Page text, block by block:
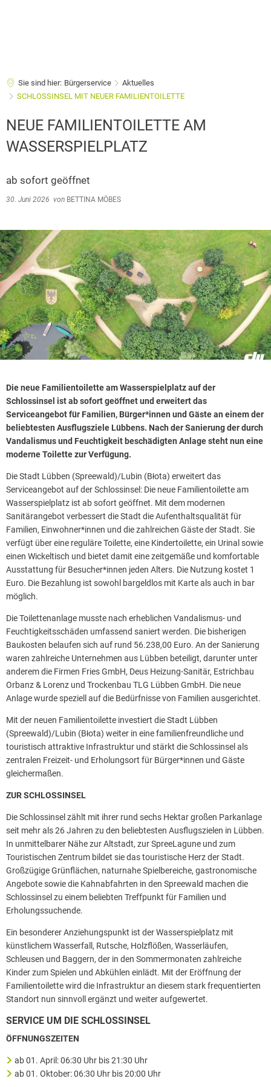
Sie sind hier: Bürgerservice
Aktuelles
SCHLOSSINSEL MIT NEUER FAMILIENTOILETTE
NEUE FAMILIENTOILETTE AM
WASSERSPIELPLATZ
ab sofort geöffnet
30. Juni 2026 von BETTINA MÖBES
Die neue Familientoilette am Wasserspielplatz auf der
Schlossinsel ist ab sofort geöffnet und erweitert das
Serviceangebot für Familien, Bürger*innen und Gäste an einem der
beliebtesten Ausflugsziele Lübbens. Nach der Sanierung der durch
Vandalismus und Feuchtigkeit beschädigten Anlage steht nun eine
moderne Toilette zur Verfügung.
Die Stadt Lübben (Spreewald)/Lubin (Błota) erweitert das
Serviceangebot auf der Schlossinsel: Die neue Familientoilette am
Wasserspielplatz ist ab sofort geöffnet. Mit dem modernen
Sanitärangebot verbessert die Stadt die Aufenthaltsqualität für
Familien, Einwohner*innen und die zahlreichen Gäste der Stadt. Sie
verfügt über eine reguläre Toilette, eine Kindertoilette, ein Urinal sowie
einen Wickeltisch und bietet damit eine zeitgemäße und komfortable
Ausstattung für Besucher*innen jeden Alters. Die Nutzung kostet 1
Euro. Die Bezahlung ist sowohl bargeldlos mit Karte als auch in bar
möglich.
Die Toilettenanlage musste nach erheblichen Vandalismus- und
Feuchtigkeitsschäden umfassend saniert werden. Die bisherigen
Baukosten belaufen sich auf rund 56.238,00 Euro. An der Sanierung
waren zahlreiche Unternehmen aus Lübben beteiligt, darunter unter
anderem die Firmen Fries GmbH, Deus Heizung-Sanitär, Estrichbau
Orbanz & Lorenz und Trockenbau TLG Lübben GmbH. Die neue
Anlage wurde speziell auf die Bedürfnisse von Familien ausgerichtet.
Mit der neuen Familientoilette investiert die Stadt Lübben
(Spreewald)/Lubin (Błota) weiter in eine familienfreundliche und
touristisch attraktive Infrastruktur und stärkt die Schlossinsel als
zentralen Freizeit- und Erholungsort für Bürger*innen und Gäste
gleichermaßen.
ZUR SCHLOSSINSEL
Die Schlossinsel zählt mit ihrer rund sechs Hektar großen Parkanlage
seit mehr als 26 Jahren zu den beliebtesten Ausflugszielen in Lübben.
In unmittelbarer Nähe zur Altstadt, zur SpreeLagune und zum
Touristischen Zentrum bildet sie das touristische Herz der Stadt.
Großzügige Grünflächen, naturnahe Spielbereiche, gastronomische
Angebote sowie die Kahnabfahrten in den Spreewald machen die
Schlossinsel zu einem beliebten Treffpunkt für Familien und
Erholungssuchende.
Ein besonderer Anziehungspunkt ist der Wasserspielplatz mit
künstlichem Wasserfall, Rutsche, Holzflößen, Wasserläufen,
Schleusen und Baggern, der in den Sommermonaten zahlreiche
Kinder zum Spielen und Abkühlen einlädt. Mit der Eröffnung der
Familientoilette wird die Infrastruktur an diesem stark frequentierten
Standort nun sinnvoll ergänzt und weiter aufgewertet.
SERVICE UM DIE SCHLOSSINSEL
ÖFFNUNGSZEITEN
ab 01. April: 06:30 Uhr bis 21:30 Uhr
ab 01. Oktober: 06:30 Uhr bis 20:00 Uhr